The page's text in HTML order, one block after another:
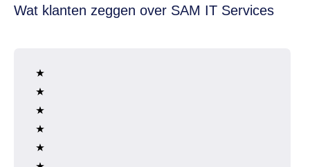
Wat klanten zeggen over SAM IT Services